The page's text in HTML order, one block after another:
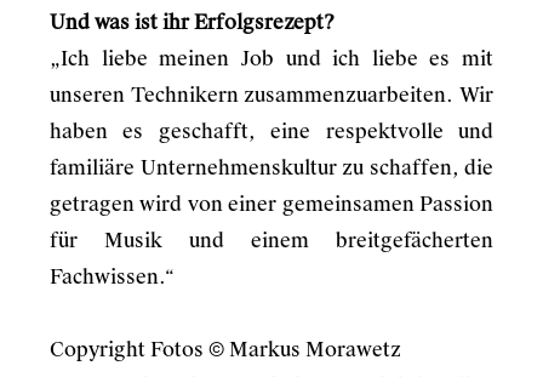
Und was ist ihr Erfolgsrezept?
„Ich liebe meinen Job und ich liebe es mit
unseren Technikern zusammenzuarbeiten. Wir
haben es geschafft, eine respektvolle und
familiäre Unternehmenskultur zu schaffen, die
getragen wird von einer gemeinsamen Passion
für Musik und einem breitgefächerten
Fachwissen.“
Copyright Fotos © Markus Morawetz